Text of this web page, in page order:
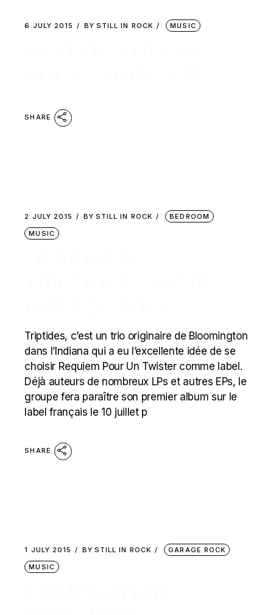
6 JULY 2015 BY STILL IN ROCK MUSIC
SHARE
2 JULY 2015 BY STILL IN ROCK
BEDROOM
MUSIC
Triptides, c’est un trio originaire de Bloomington
dans l’Indiana qui a eu l’excellente idée de se
choisir Requiem Pour Un Twister comme label.
Déjà auteurs de nombreux LPs et autres EPs, le
groupe fera paraître son premier album sur le
label français le 10 juillet p
SHARE
1 JULY 2015 BY STILL IN ROCK
GARAGE ROCK
MUSIC